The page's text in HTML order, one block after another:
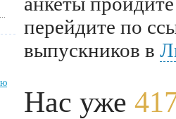
перейдите по
выпускников в
Нас уже